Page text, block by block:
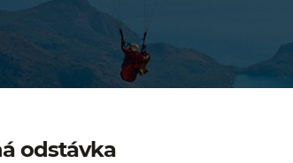
odstávka